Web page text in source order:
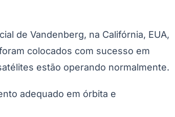
SerraEmbu das ArtesSão Roque
de Vandenberg, na Califórnia, EUA,
colocados com sucesso em
estão operando normalmente.
adequado em órbita e